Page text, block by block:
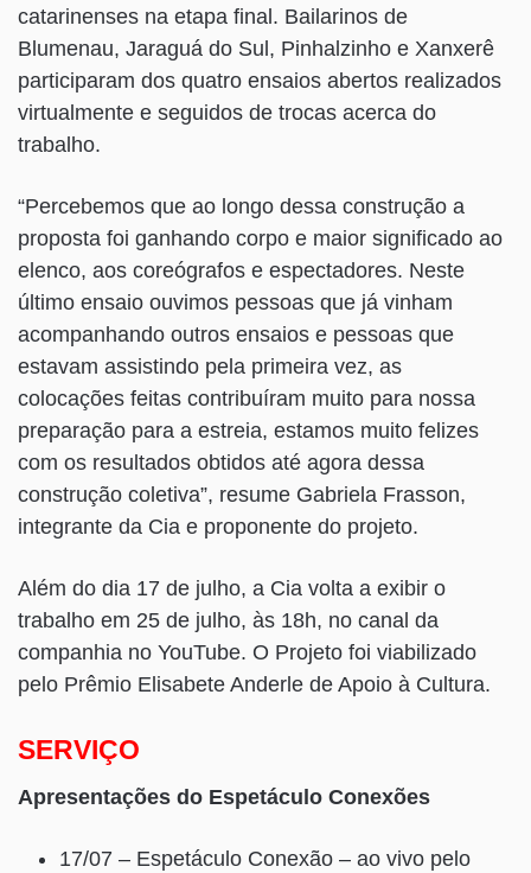
catarinenses na etapa final. Bailarinos de
Blumenau, Jaraguá do Sul, Pinhalzinho e Xanxerê
participaram dos quatro ensaios abertos realizados
virtualmente e seguidos de trocas acerca do
trabalho.
“Percebemos que ao longo dessa construção a
proposta foi ganhando corpo e maior significado ao
elenco, aos coreógrafos e espectadores. Neste
último ensaio ouvimos pessoas que já vinham
acompanhando outros ensaios e pessoas que
estavam assistindo pela primeira vez, as
colocações feitas contribuíram muito para nossa
preparação para a estreia, estamos muito felizes
com os resultados obtidos até agora dessa
construção coletiva”, resume Gabriela Frasson,
integrante da Cia e proponente do projeto.
Além do dia 17 de julho, a Cia volta a exibir o
trabalho em 25 de julho, às 18h, no canal da
companhia no YouTube. O Projeto foi viabilizado
pelo Prêmio Elisabete Anderle de Apoio à Cultura.
SERVIÇO
Apresentações do Espetáculo Conexões
17/07 – Espetáculo Conexão – ao vivo pelo